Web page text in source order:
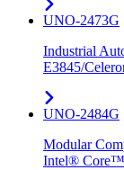
UNO-2473G
Industrial
E3845/
UNO-2484G
Modular
Intel®